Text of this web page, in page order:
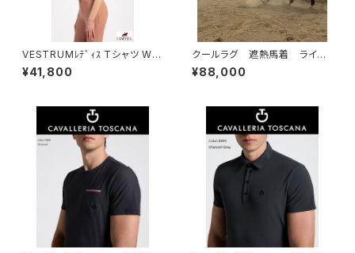
VESTRUMﾚﾃﾞｨｽ Tシャツ W6
33860002
¥41,800
クールラグ 遮熱馬着 ライデ
ィングタイプ
¥88,000